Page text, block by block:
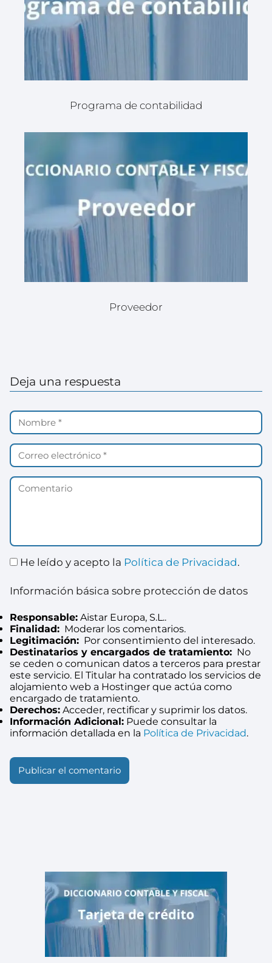
Programa de contabilidad
Proveedor
Deja una respuesta
He leído y acepto la Política de Privacidad.
Información básica sobre protección de datos
Responsable: Aistar Europa, S.L..
Finalidad: Moderar los comentarios.
Legitimación: Por consentimiento del interesado.
Destinatarios y encargados de tratamiento: No
se ceden o comunican datos a terceros para prestar
este servicio. El Titular ha contratado los servicios de
alojamiento web a Hostinger que actúa como
encargado de tratamiento.
Derechos: Acceder, rectificar y suprimir los datos.
Información Adicional: Puede consultar la
información detallada en la Política de Privacidad.